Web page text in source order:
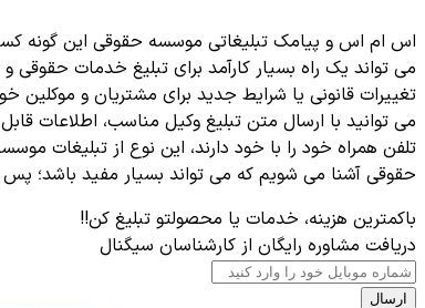
اس ام اس و پیامک تبلیغاتی موسسه حقوقی این گونه
می ‌تواند یک راه بسیار کارآمد برای تبلیغ خدمات حقوقی
تغییرات قانونی یا شرایط جدید برای مشتریان و موکلین
می ‌توانید با ارسال متن تبلیغ وکیل مناسب، اطلاعات
تلفن همراه خود را با خود دارند، این نوع از تبلیغات
حقوقی آشنا می شویم که می تواند بسیار مفید باشد؛ پس
باکمترین هزینه، خدمات یا محصولتو تبلیغ کن!!
دریافت مشاوره رایگان از کارشناسان سیگنال
ارسال